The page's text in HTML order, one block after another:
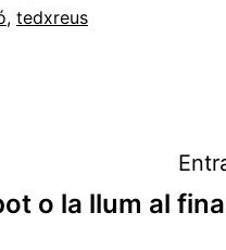
, tedxreus
o la llum al